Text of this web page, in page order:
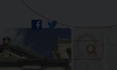
twitter
facebook
Search